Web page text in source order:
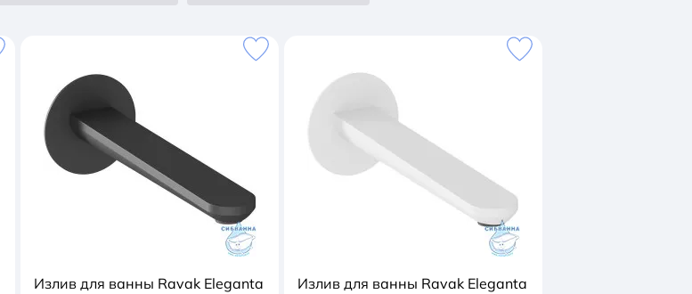
Излив для ванны Ravak Eleganta
Излив для ванны Ravak Eleganta